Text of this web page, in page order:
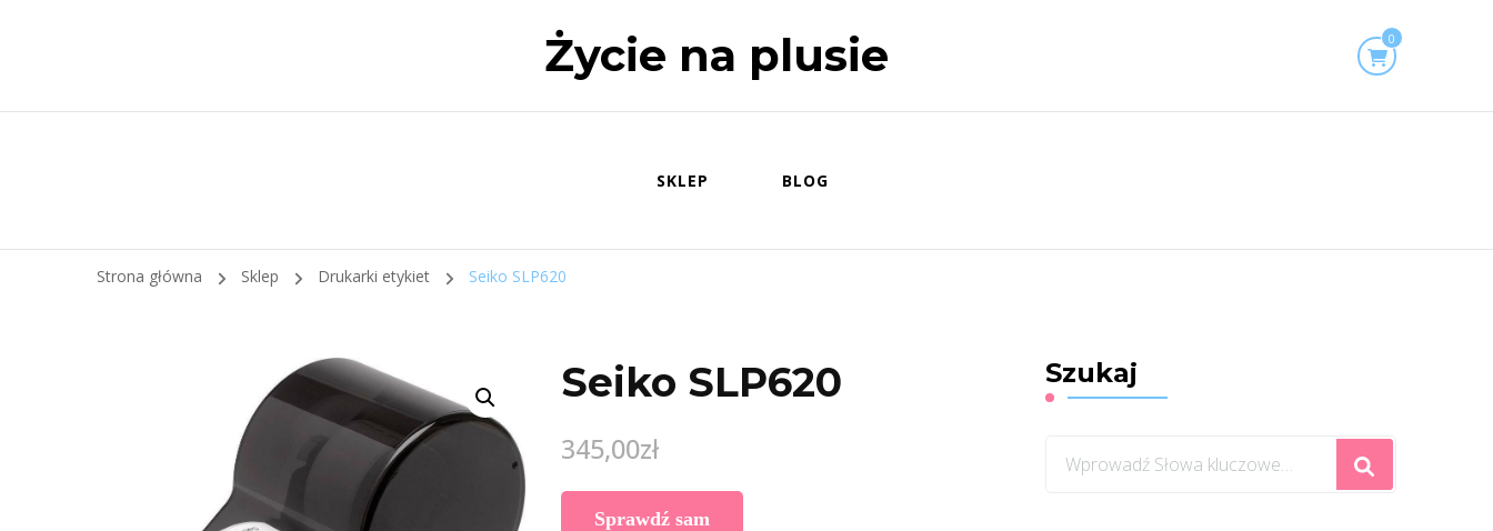
Życie na plusie 0
SKLEP BLOG
Strona główna Sklep Drukarki etykiet Seiko SLP620
Seiko SLP620
345,00zł
Sprawdź sam
Szukaj
Szukasz